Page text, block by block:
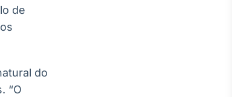
de
do
“O